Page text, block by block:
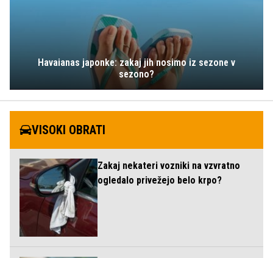
Havaianas japonke: zakaj jih nosimo iz sezone v
sezono?
VISOKI OBRATI
Zakaj nekateri vozniki na vzvratno
ogledalo privežejo belo krpo?